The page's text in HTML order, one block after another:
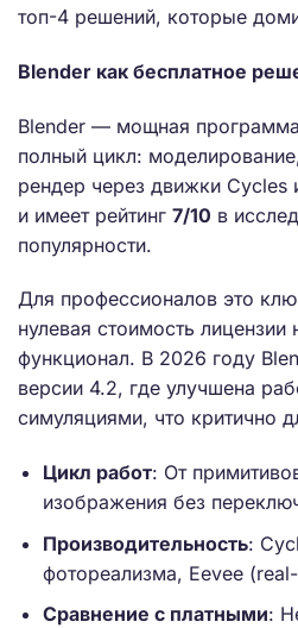
топ-4 решений, которые
Blender как бесплатное
Blender — мощная
полный цикл:
рендер через движки Cycles
и имеет рейтинг 7/10 в
популярности.
Для профессионалов это
нулевая стоимость лицензии
функционал. В 2026 году
версии 4.2, где улучшена
симуляциями, что критично
Цикл работ: От
изображения без
Производительность:
фотореализма, Eevee
Сравнение с платными: